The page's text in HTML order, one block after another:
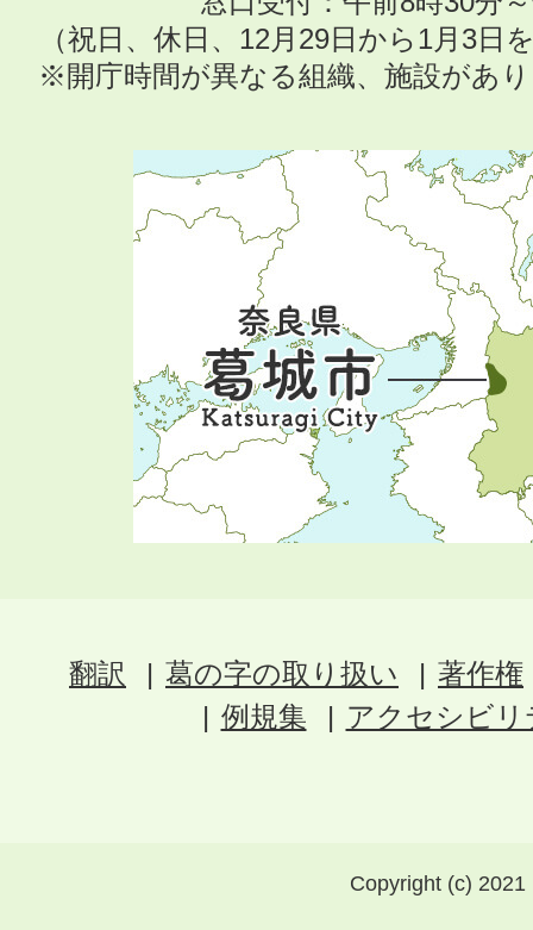
（祝日、休日、12月29日から1月3日
※開庁時間が異なる組織、施設があ
翻訳 葛の字の取り扱い
著作権
例規集
アクセシビ
Copyright (c)